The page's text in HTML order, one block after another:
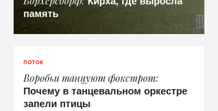
память
ПОТОК
Воробьи танцуют фокстрот
Почему в танцевальном оркестре
запели птицы